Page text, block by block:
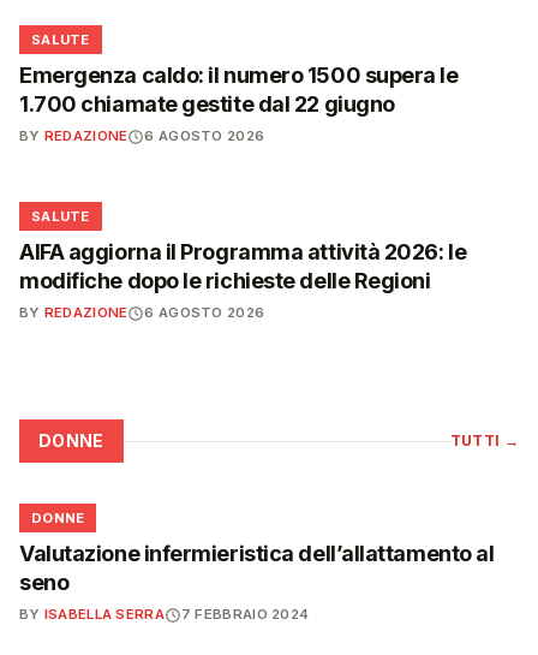
❤️
SALUTE
Emergenza caldo: il numero 1500 supera le
1.700 chiamate gestite dal 22 giugno
BY REDAZIONE 6 AGOSTO 2026
❤️
SALUTE
AIFA aggiorna il Programma attività 2026: le
modifiche dopo le richieste delle Regioni
BY REDAZIONE 6 AGOSTO 2026
DONNE TUTTI →
🌸
DONNE
Valutazione infermieristica dell’allattamento al
seno
BY ISABELLA SERRA 7 FEBBRAIO 2024